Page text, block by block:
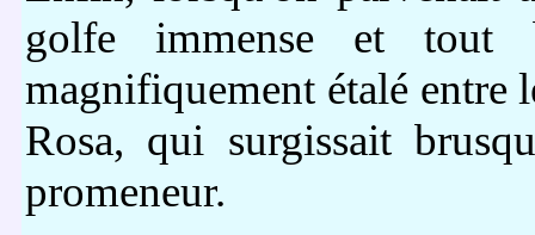
golfe immense et tout
magnifiquement étalé entre
Rosa, qui surgissait
promeneur.